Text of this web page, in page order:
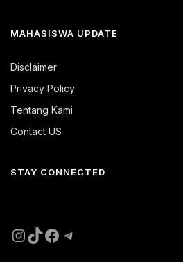
MAHASISWA UPDATE
Disclaimer
Privacy Policy
Tentang Kami
Contact US
STAY CONNECTED
Instagram
TikTok
Facebook
Telegram